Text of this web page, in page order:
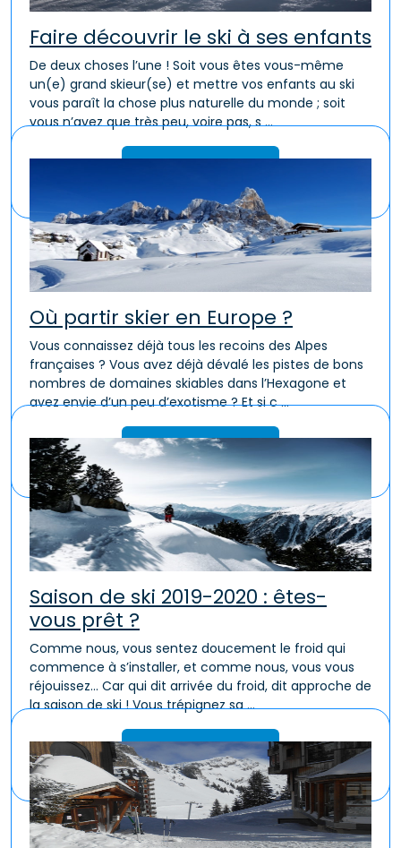
Faire découvrir le ski à ses enfants
De deux choses l’une ! Soit vous êtes vous-même
un(e) grand skieur(se) et mettre vos enfants au ski
vous paraît la chose plus naturelle du monde ; soit
vous n’avez que très peu, voire pas, s ...
Où partir skier en Europe ?
Vous connaissez déjà tous les recoins des Alpes
françaises ? Vous avez déjà dévalé les pistes de bons
nombres de domaines skiables dans l’Hexagone et
avez envie d’un peu d’exotisme ? Et si c ...
Lire la suite
Saison de ski 2019-2020 : êtes-
vous prêt ?
Comme nous, vous sentez doucement le froid qui
commence à s’installer, et comme nous, vous vous
réjouissez… Car qui dit arrivée du froid, dit approche de
la saison de ski ! Vous trépignez sa ...
Lire la suite